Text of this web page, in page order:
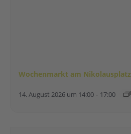
Wochenmarkt am Nikolausplatz
14. August 2026 um 14:00 - 17:00